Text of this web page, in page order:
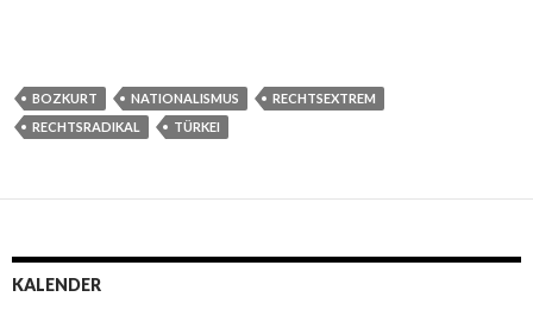
BOZKURT NATIONALISMUS
RECHTSEXTREM
RECHTSRADIKAL
TÜRKEI
KALENDER